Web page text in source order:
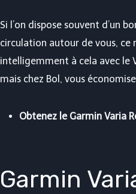
Si l’on dispose souvent d’un
circulation autour de vous, ce
intelligemment à cela avec le
mais chez Bol, vous
Obtenez le Garmin Varia
Garmin